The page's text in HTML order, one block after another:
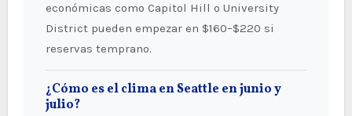
económicas como Capitol Hill o University
District pueden empezar en $160–$220 si
reservas temprano.
¿Cómo es el clima en Seattle en junio y
julio?